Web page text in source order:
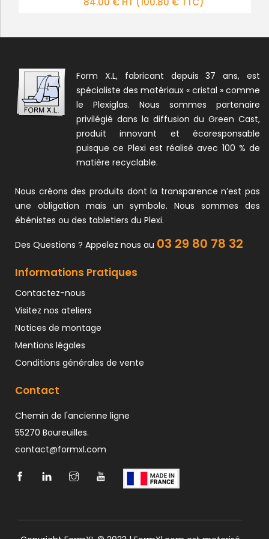
Form X.L, fabricant depuis 37 ans, est
spécialiste des matériaux « cristal » comme
le Plexiglas. Nous sommes partenaire
privilégié dans la diffusion du Green Cast,
produit innovant et écoresponsable
puisque ce Plexi est réalisé avec 100 % de
matière recyclable.
Nous créons des produits dont la transparence n’est pas
une obligation mais un symbole. Nous sommes des
ébénistes ou des tabletiers du Plexi.
Des Questions ? Appelez nous au 03 29 80 78 32
Informations Pratiques
Contactez-nous
Visitez nos ateliers
Notices de montage
Mentions légales
Conditions générales de vente
Contact
Chemin de l'ancienne ligne
55270 Boureuilles.
contact@formxl.com